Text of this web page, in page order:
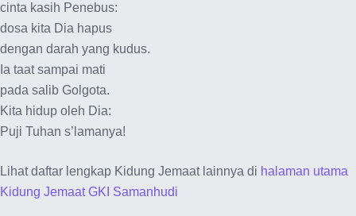
cinta kasih Penebus:
dosa kita Dia hapus
dengan darah yang kudus.
Ia taat sampai mati
pada salib Golgota.
Kita hidup oleh Dia:
Puji Tuhan s’lamanya!
Lihat daftar lengkap Kidung Jemaat lainnya di halaman utama
Kidung Jemaat GKI Samanhudi